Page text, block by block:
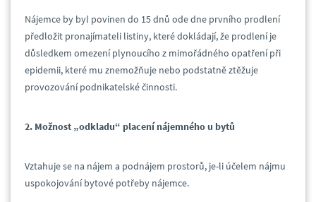
Nájemce by byl povinen do 15 dnů ode dne prvního prodlení
předložit pronajímateli listiny, které dokládají, že prodlení je
důsledkem omezení plynoucího z mimořádného opatření při
epidemii, které mu znemožňuje nebo podstatně ztěžuje
provozování podnikatelské činnosti.
2. Možnost „odkladu“ placení nájemného u bytů
Vztahuje se na nájem a podnájem prostorů, je-li účelem nájmu
uspokojování bytové potřeby nájemce.